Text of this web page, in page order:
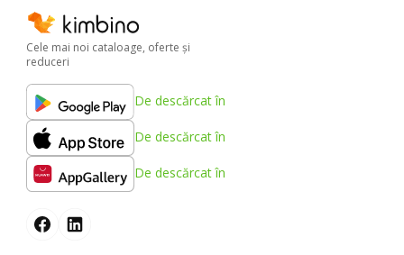
Cele mai noi cataloage, oferte şi
reduceri
De descărcat în
De descărcat în
De descărcat în